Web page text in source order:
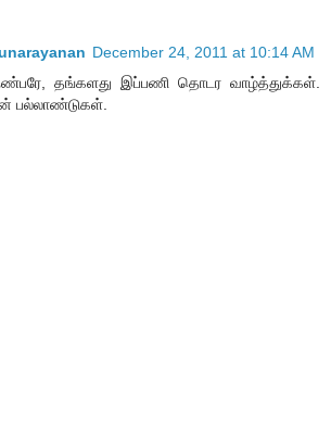
December 24, 2011 at 10:14 AM
தங்களது இப்பணி தொடர வாழ்த்துக்கள்.
பல்லாண்டுகள்.